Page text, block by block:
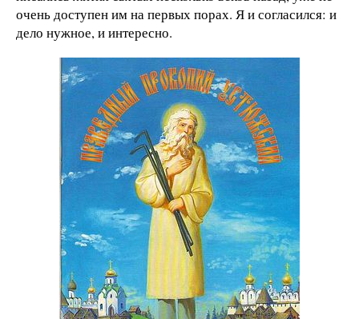
очень доступен им на первых порах. Я и согласился: и
дело нужное, и интересно.